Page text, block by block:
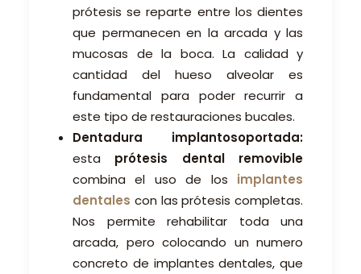
prótesis se reparte entre los dientes
que permanecen en la arcada y las
mucosas de la boca. La calidad y
cantidad del hueso alveolar es
fundamental para poder recurrir a
este tipo de restauraciones bucales.
Dentadura implantosoportada:
esta prótesis dental removible
combina el uso de los implantes
dentales con las prótesis completas.
Nos permite rehabilitar toda una
arcada, pero colocando un numero
concreto de implantes dentales, que